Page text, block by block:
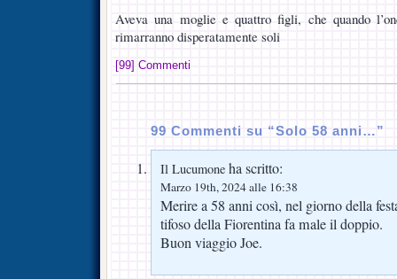
Aveva una moglie e quattro figli, che quando
rimarranno disperatamente soli
[99] Commenti
99 Commenti su “Solo 58 anni…”
Il Lucumone ha scritto:
Marzo 19th, 2024 alle 16:38
Merire a 58 anni così, nel giorno della
tifoso della Fiorentina fa male il doppio.
Buon viaggio Joe.